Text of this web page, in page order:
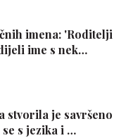
imena: 'Roditelji
ime s nek…
stvorila je savršeno
s jezika i …